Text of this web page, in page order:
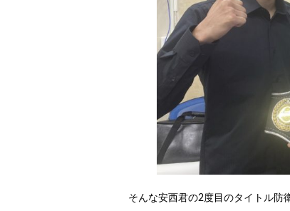
そんな安西君の2度目のタイトル防